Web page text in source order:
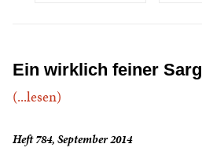
Ein wirklich feiner Sarg
(...lesen)
Heft 784, September 2014